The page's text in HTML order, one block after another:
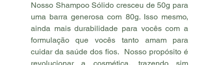
Nosso Shampoo Sólido cresceu de 50g para
uma barra generosa com 80g. Isso mesmo,
ainda mais durabilidade para vocês com a
formulação que vocês tanto amam para
cuidar da saúde dos fios.  Nosso propósito é